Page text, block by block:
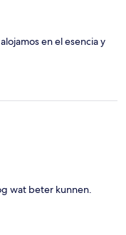
en el esencia y
wat beter kunnen.